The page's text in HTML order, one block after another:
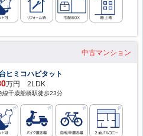
中古マンション
ヒミコハビタット
万円 2LDK
線千歳船橋駅徒歩23分